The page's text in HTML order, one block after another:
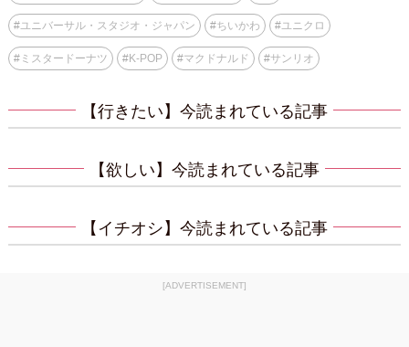
#ユニバーサル・スタジオ・ジャパン #ちいかわ #ユニクロ
#ミスタードーナツ #K-POP #マクドナルド #サンリオ
【行きたい】今読まれている記事
【欲しい】今読まれている記事
【イチオシ】今読まれている記事
[ADVERTISEMENT]